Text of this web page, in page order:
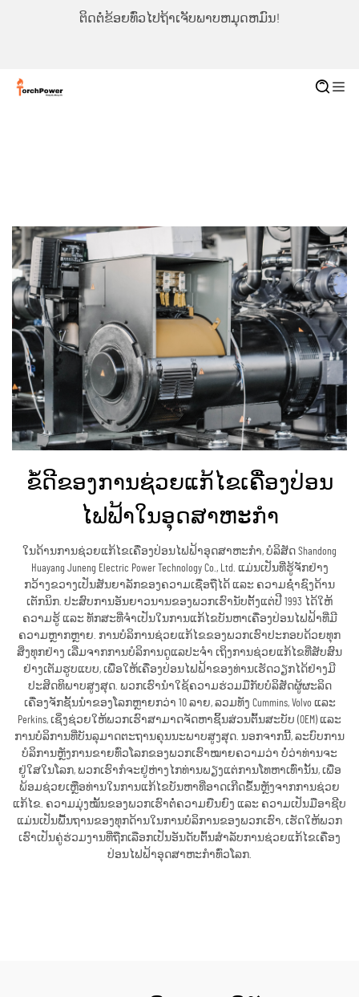
ຕິດຕໍ່ຂ້ອຍທົ່ວໄປຖ້າເຈັບພາບຫມຸດຫມົນ!
ຂໍ້ດີຂອງການຊ່ວຍແກ້ໄຂເຄື່ອງປ່ອນ
ໄຟຟ້າໃນອຸດສາຫະກຳ
ໃນດ້ານການຊ່ວຍແກ້ໄຂເຄື່ອງປ່ອນໄຟຟ້າອຸດສາຫະກຳ, ບໍລິສັດ Shandong
Huayang Juneng Electric Power Technology Co., Ltd. ແມ່ນເປັນທີ່ຮູ້ຈັກຢ່າງ
ກວ້າງຂວາງເປັນສັນຍາລັກຂອງຄວາມເຊື່ອຖືໄດ້ ແລະ ຄວາມຊ່ຳຊົງດ້ານ
ເຕັກນິກ. ປະສົບການອັນຍາວນານຂອງພວກເຮົານັບຕັ້ງແຕ່ປີ 1993 ໄດ້ໃຫ້
ຄວາມຮູ້ ແລະ ທັກສະທີ່ຈຳເປັນໃນການແກ້ໄຂບັນຫາເຄື່ອງປ່ອນໄຟຟ້າທີ່ມີ
ຄວາມຫຼາກຫຼາຍ. ການບໍລິການຊ່ວຍແກ້ໄຂຂອງພວກເຮົາປະກອບດ້ວຍທຸກ
ສິ່ງທຸກຢ່າງ ເລີ່ມຈາກການບໍລິການດູແລປະຈຳ ເຖິງການຊ່ວຍແກ້ໄຂທີ່ສັບສົນ
ຢ່າງເຕັມຮູບແບບ, ເພື່ອໃຫ້ເຄື່ອງປ່ອນໄຟຟ້າຂອງທ່ານເຮັດວຽກໄດ້ຢ່າງມີ
ປະສິດທິພາບສູງສຸດ. ພວກເຮົານຳໃຊ້ຄວາມຮ່ວມມືກັບບໍລິສັດຜູ້ຜະລິດ
ເຄື່ອງຈັກຊັ້ນນຳຂອງໂລກຫຼາຍກວ່າ 10 ລາຍ, ລວມທັງ Cummins, Volvo ແລະ
Perkins, ເຊິ່ງຊ່ວຍໃຫ້ພວກເຮົາສາມາດຈັດຫາຊິ້ນສ່ວນຕົ້ນສະບັບ (OEM) ແລະ
ການບໍລິການທີ່ບັນລຸມາດຕະຖານຄຸນນະພາບສູງສຸດ. ນອກຈາກນີ້, ລະບົບການ
ບໍລິການຫຼັງການຂາຍທົ່ວໂລກຂອງພວກເຮົາໝາຍຄວາມວ່າ ບໍ່ວ່າທ່ານຈະ
ຢູ່ໃສໃນໂລກ, ພວກເຮົາກໍຈະຢູ່ຫ່າງໄກທ່ານພຽງແຕ່ການໂທຫາເທົ່ານັ້ນ, ເພື່ອ
ພ້ອມຊ່ວຍເຫຼືອທ່ານໃນການແກ້ໄຂບັນຫາທີ່ອາດເກີດຂຶ້ນຫຼັງຈາກການຊ່ວຍ
ແກ້ໄຂ. ຄວາມມຸ່ງໝັ້ນຂອງພວກເຮົາຕໍ່ຄວາມຍືນຍົງ ແລະ ຄວາມເປັນມືອາຊີບ
ແມ່ນເປັນພື້ນຖານຂອງທຸກດ້ານໃນການບໍລິການຂອງພວກເຮົາ, ເຮັດໃຫ້ພວກ
ເຮົາເປັນຄູ່ຮ່ວມງານທີ່ຖືກເລືອກເປັນອັນດັບຕົ້ນສຳລັບການຊ່ວຍແກ້ໄຂເຄື່ອງ
ປ່ອນໄຟຟ້າອຸດສາຫະກຳທົ່ວໂລກ.